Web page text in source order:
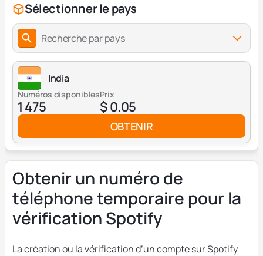
Sélectionner le pays
Recherche par pays
India
Numéros disponibles
1 475
Prix
$ 0.05
OBTENIR
Obtenir un numéro de
téléphone temporaire pour la
vérification Spotify
La création ou la vérification d’un compte sur Spotify